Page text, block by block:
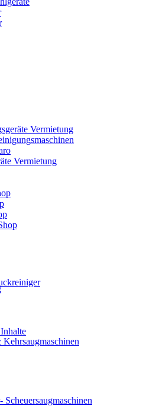
Scheuersaugmaschinen
Vermietung
Vermietung